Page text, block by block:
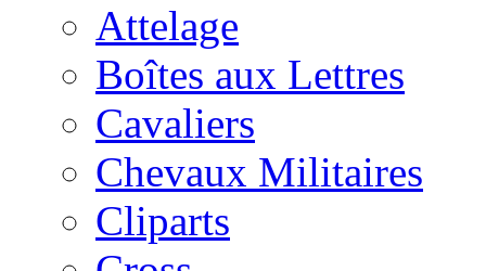
Attelage
Boîtes aux Lettres
Cavaliers
Chevaux Militaires
Cliparts